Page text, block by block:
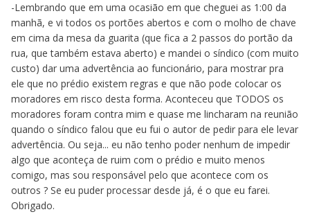
-Lembrando que em uma ocasião em que cheguei as 1:00 da
manhã, e vi todos os portões abertos e com o molho de chave
em cima da mesa da guarita (que fica a 2 passos do portão da
rua, que também estava aberto) e mandei o síndico (com muito
custo) dar uma advertência ao funcionário, para mostrar pra
ele que no prédio existem regras e que não pode colocar os
moradores em risco desta forma. Aconteceu que TODOS os
moradores foram contra mim e quase me lincharam na reunião
quando o síndico falou que eu fui o autor de pedir para ele levar
advertência. Ou seja... eu não tenho poder nenhum de impedir
algo que aconteça de ruim com o prédio e muito menos
comigo, mas sou responsável pelo que acontece com os
outros ? Se eu puder processar desde já, é o que eu farei.
Obrigado.